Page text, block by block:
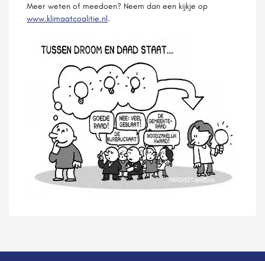
Meer weten of meedoen? Neem dan een kijkje op
www.klimaatcoalitie.nl.